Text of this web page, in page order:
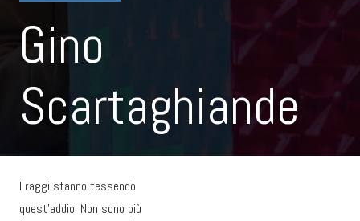
Gino
Scartaghiande
I raggi stanno tessendo
quest’addio. Non sono più